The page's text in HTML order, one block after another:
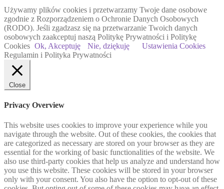
Używamy plików cookies i przetwarzamy Twoje dane osobowe
zgodnie z Rozporządzeniem o Ochronie Danych Osobowych
(RODO). Jeśli zgadzasz się na przetwarzanie Twoich danych
osobowych zaakceptuj naszą Politykę Prywatności i Politykę
Cookies Ok, Akceptuję Nie, dziękuję
Ustawienia Cookies
Regulamin i Polityka Prywatności
Close
Privacy Overview
This website uses cookies to improve your experience while you
navigate through the website. Out of these cookies, the cookies that
are categorized as necessary are stored on your browser as they are
essential for the working of basic functionalities of the website. We
also use third-party cookies that help us analyze and understand how
you use this website. These cookies will be stored in your browser
only with your consent. You also have the option to opt-out of these